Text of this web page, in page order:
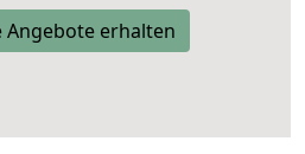
Angebote erhalten